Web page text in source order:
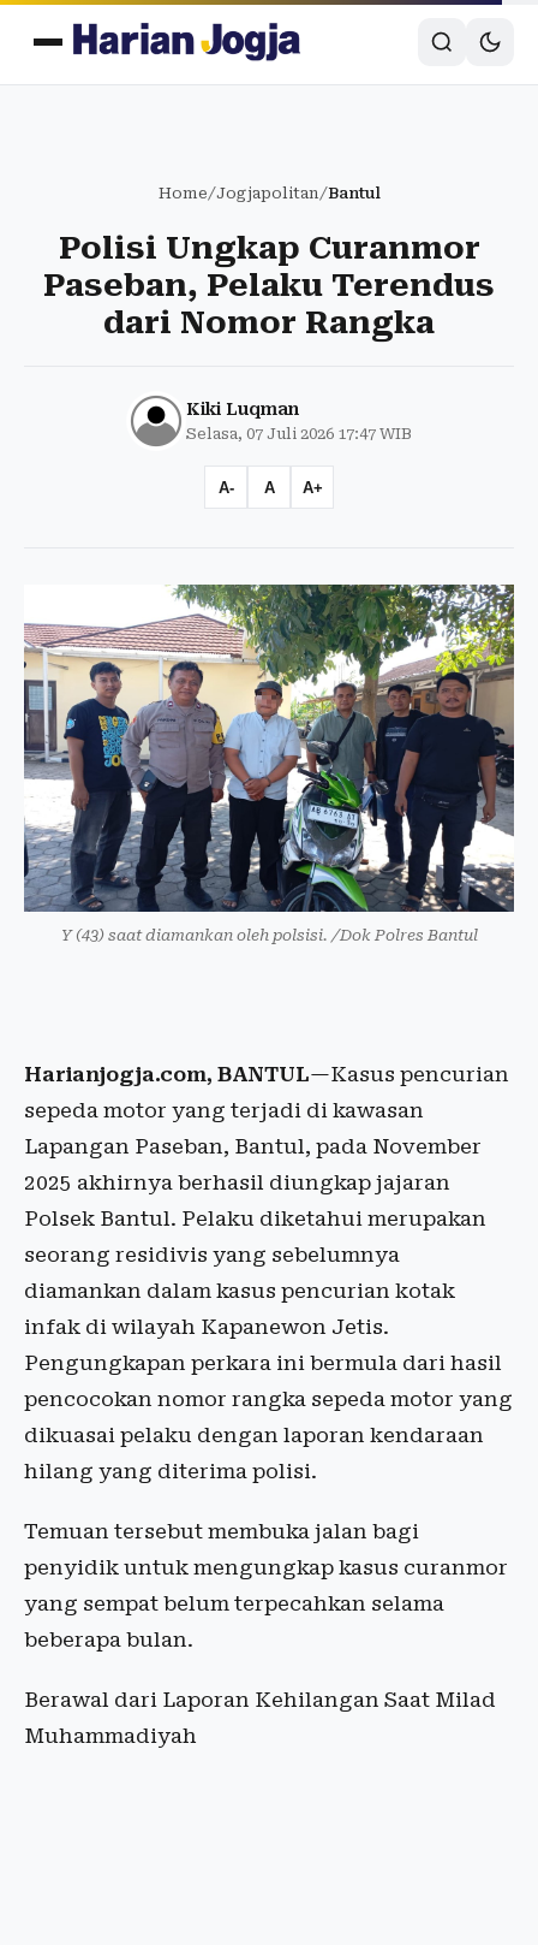
Home/Jogjapolitan/Bantul
Polisi Ungkap Curanmor
Paseban, Pelaku Terendus
dari Nomor Rangka
Kiki Luqman
Selasa, 07 Juli 2026 17:47 WIB
A- A A+
Y (43) saat diamankan oleh polsisi. /Dok Polres Bantul
Harianjogja.com, BANTUL—Kasus pencurian
sepeda motor yang terjadi di kawasan
Lapangan Paseban, Bantul, pada November
2025 akhirnya berhasil diungkap jajaran
Polsek Bantul. Pelaku diketahui merupakan
seorang residivis yang sebelumnya
diamankan dalam kasus pencurian kotak
infak di wilayah Kapanewon Jetis.
Pengungkapan perkara ini bermula dari hasil
pencocokan nomor rangka sepeda motor yang
dikuasai pelaku dengan laporan kendaraan
hilang yang diterima polisi.
Temuan tersebut membuka jalan bagi
penyidik untuk mengungkap kasus curanmor
yang sempat belum terpecahkan selama
beberapa bulan.
Berawal dari Laporan Kehilangan Saat Milad
Muhammadiyah